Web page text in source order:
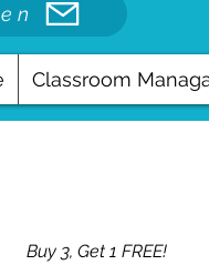
Classroom
Buy 3, Get 1 FREE!